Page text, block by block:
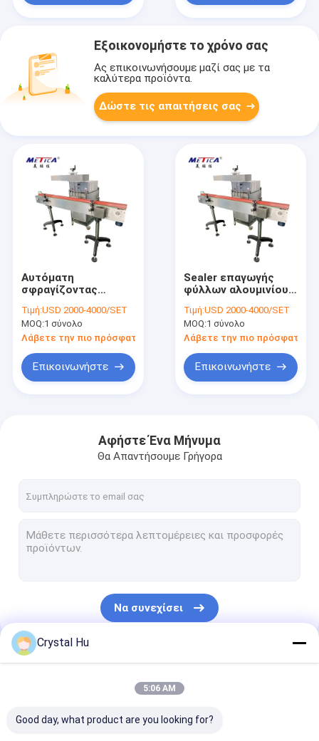
Εμφάνιση VR
Εξοικονομήστε το χρόνο σας
Ας επικοινωνήσουμε μαζί σας με τα
καλύτερα προϊόντα.
Δώστε τις απαιτήσεις σας
Αυτόματη
σφραγίζοντας
το φύλλο αλουμινίου
αργιλίου 3000BPH
Τιμή:USD 2000-4000/SET
MOQ:1 σύνολο
Λάβετε την πιο πρόσφατη τιμή
Επικοινωνήστε
Sealer επαγωγής
φύλλων αλουμινίου
αυτόματη μηχανή
2400BPH-9000BPH
Τιμή:USD 2000-4000/SET
MOQ:1 σύνολο
Λάβετε την πιο πρόσφατη
Επικοινωνήστε
Αφήστε Ένα Μήνυμα
Θα Απαντήσουμε Γρήγορα
Να συνεχίσει
Οι Κατηγορίες Μας
Crystal Hu
5:06 AM
Good day, what product are you looking for?